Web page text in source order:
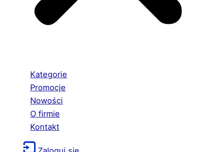
Kategorie
Promocje
Nowości
O firmie
Kontakt